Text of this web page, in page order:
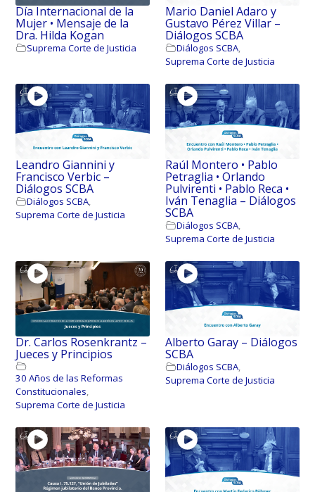
Día Internacional de la
Mujer • Mensaje de la
Dra. Hilda Kogan
Suprema Corte de Justicia
Mario Daniel Adaro y
Gustavo Pérez Villar –
Diálogos SCBA
Diálogos SCBA,
Suprema Corte de Justicia
Leandro Giannini y
Francisco Verbic –
Diálogos SCBA
Diálogos SCBA,
Suprema Corte de Justicia
Raúl Montero • Pablo
Petraglia • Orlando
Pulvirenti • Pablo Reca •
Iván Tenaglia – Diálogos
SCBA
Diálogos SCBA,
Suprema Corte de Justicia
Dr. Carlos Rosenkrantz –
Jueces y Principios
30 Años de las Reformas
Constitucionales,
Suprema Corte de Justicia
Alberto Garay – Diálogos
SCBA
Diálogos SCBA,
Suprema Corte de Justicia